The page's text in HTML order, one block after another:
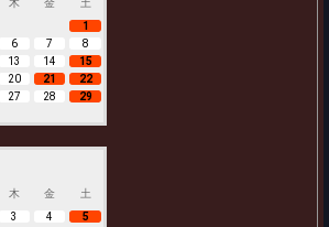
木 金
土
1
6 7
8
13 14
15
20 21
22
27 28
29
木 金
土
3 4
5